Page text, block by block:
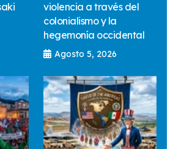
violencia a través del
colonialismo y la
hegemonía occidental
Agosto 5, 2026